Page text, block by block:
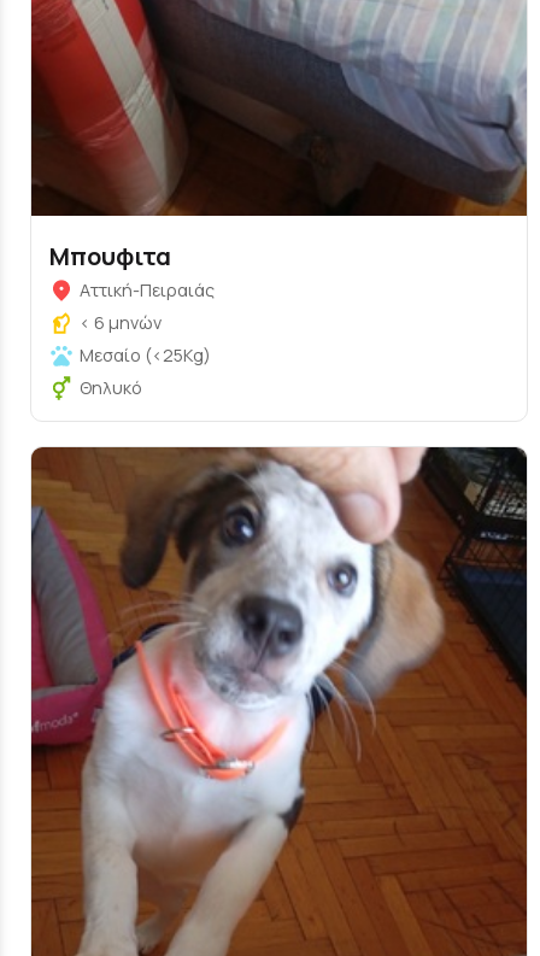
Μπουφιτα
Αττική-Πειραιάς
< 6 μηνών
Μεσαίο (<25Kg)
Θηλυκό